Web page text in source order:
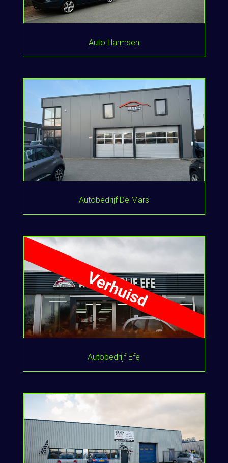
Auto Harmsen
Autobedrijf De Mars
Autobedrijf Efe